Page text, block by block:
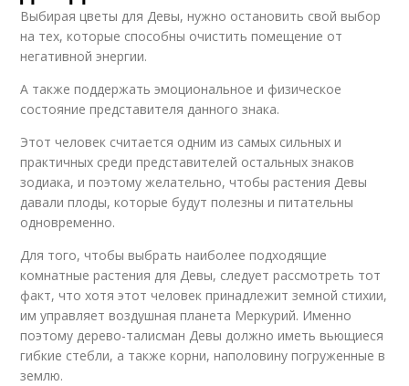
Выбирая цветы для Девы, нужно остановить свой выбор
на тех, которые способны очистить помещение от
негативной энергии.
А также поддержать эмоциональное и физическое
состояние представителя данного знака.
Этот человек считается одним из самых сильных и
практичных среди представителей остальных знаков
зодиака, и поэтому желательно, чтобы растения Девы
давали плоды, которые будут полезны и питательны
одновременно.
Для того, чтобы выбрать наиболее подходящие
комнатные растения для Девы, следует рассмотреть тот
факт, что хотя этот человек принадлежит земной стихии,
им управляет воздушная планета Меркурий. Именно
поэтому дерево-талисман Девы должно иметь вьющиеся
гибкие стебли, а также корни, наполовину погруженные в
землю.